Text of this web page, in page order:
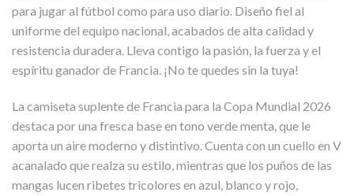
para jugar al fútbol como para uso diario. Diseño fiel al
uniforme del equipo nacional, acabados de alta calidad y
resistencia duradera. Lleva contigo la pasión, la fuerza y el
espíritu ganador de Francia. ¡No te quedes sin la tuya!
La camiseta suplente de Francia para la Copa Mundial 2026
destaca por una fresca base en tono verde menta, que le
aporta un aire moderno y distintivo. Cuenta con un cuello en V
acanalado que realza su estilo, mientras que los puños de las
mangas lucen ribetes tricolores en azul, blanco y rojo,